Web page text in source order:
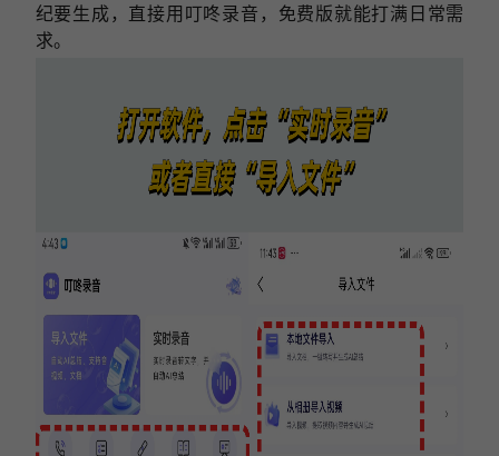
纪要生成，直接用叮咚录音，免费版就能打满日常需
求。